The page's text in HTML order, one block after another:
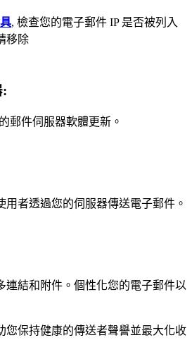
, 檢查您的電子郵件 IP 是否被列入
移除
:
郵件伺服器軟體更新。
用者透過您的伺服器傳送電子郵件。
連結和附件。個性化您的電子郵件以
您保持健康的傳送者聲譽並最大化收